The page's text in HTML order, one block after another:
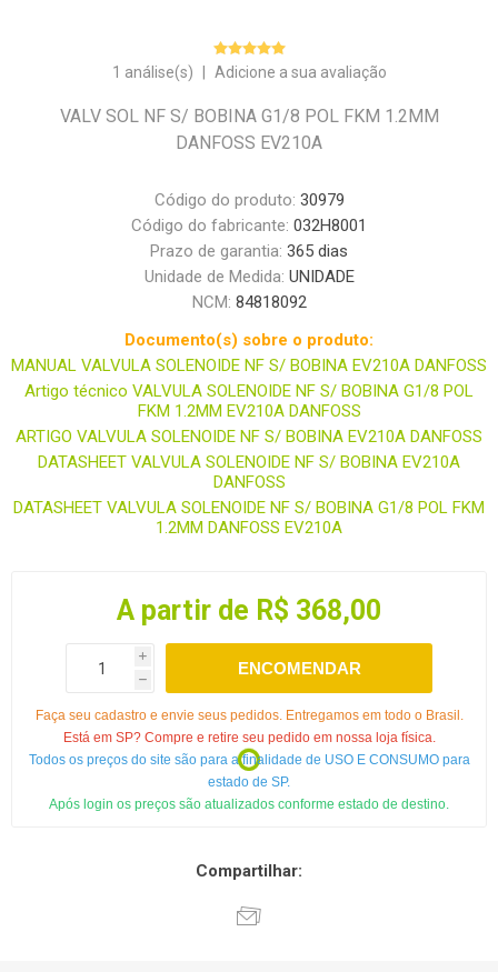
1 análise(s) Adicione a sua avaliação
VALV SOL NF S/ BOBINA G1/8 POL FKM 1.2MM
DANFOSS EV210A
Código do produto: 30979
Código do fabricante: 032H8001
Prazo de garantia: 365 dias
Unidade de Medida: UNIDADE
NCM: 84818092
Documento(s) sobre o produto:
MANUAL VALVULA SOLENOIDE NF S/ BOBINA EV210A DANFOSS
Artigo técnico VALVULA SOLENOIDE NF S/ BOBINA G1/8 POL
FKM 1.2MM EV210A DANFOSS
ARTIGO VALVULA SOLENOIDE NF S/ BOBINA EV210A DANFOSS
DATASHEET VALVULA SOLENOIDE NF S/ BOBINA EV210A
DANFOSS
DATASHEET VALVULA SOLENOIDE NF S/ BOBINA G1/8 POL FKM
1.2MM DANFOSS EV210A
A partir de R$ 368,00
i
h
ENCOMENDAR
Faça seu cadastro e envie seus pedidos. Entregamos em todo o Brasil.
Está em SP? Compre e retire seu pedido em nossa loja física.
Todos os preços do site são para a finalidade de USO E CONSUMO para
estado de SP.
Após login os preços são atualizados conforme estado de destino.
Compartilhar: